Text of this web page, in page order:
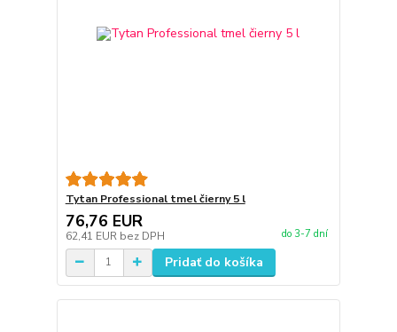
Tytan Professional tmel čierny 5 l
76,76 EUR
62,41 EUR bez DPH do 3-7 dní
Pridať do košíka